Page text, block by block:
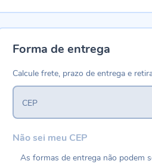
Forma de entrega
Calcule frete, prazo de entrega e
CEP
Não sei meu CEP
As formas de entrega não podem